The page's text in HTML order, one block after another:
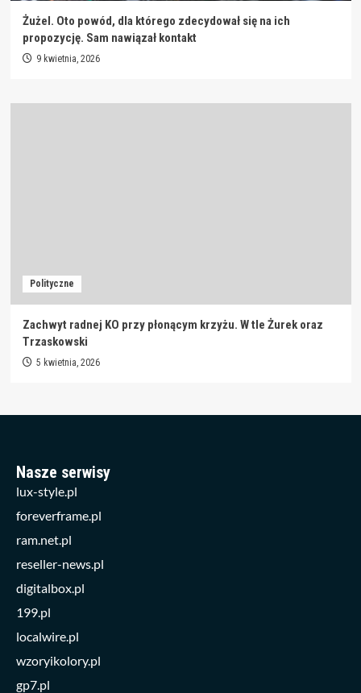
Żużel. Oto powód, dla którego zdecydował się na ich
propozycję. Sam nawiązał kontakt
9 kwietnia, 2026
Polityczne
Zachwyt radnej KO przy płonącym krzyżu. W tle Żurek oraz
Trzaskowski
5 kwietnia, 2026
Nasze serwisy
lux-style.pl
foreverframe.pl
ram.net.pl
reseller-news.pl
digitalbox.pl
199.pl
localwire.pl
wzoryikolory.pl
gp7.pl